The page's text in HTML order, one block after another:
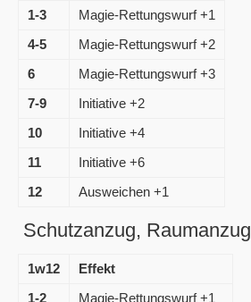
1-3
Magie-Rettungswurf +1
4-5
Magie-Rettungswurf +2
6
Magie-Rettungswurf +3
7-9
Initiative +2
10
Initiative +4
11
Initiative +6
12
Ausweichen +1
Schutzanzug, Raumanzug
1w12
Effekt
1-2
Magie-Rettungswurf +1